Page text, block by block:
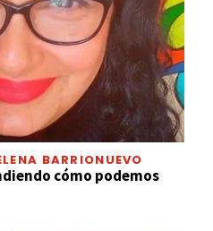
BARRIONUEVO
cómo podemos